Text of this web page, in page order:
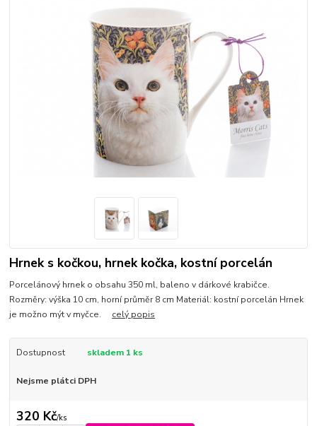
Hrnek s kočkou, hrnek kočka, kostní porcelán
Porcelánový hrnek o obsahu 350 ml, baleno v dárkové krabičce.
Rozměry: výška 10 cm, horní průměr 8 cm Materiál: kostní porcelán Hrnek
je možno mýt v myčce. celý popis
Dostupnost skladem 1 ks
Nejsme plátci DPH
320 Kč/ks